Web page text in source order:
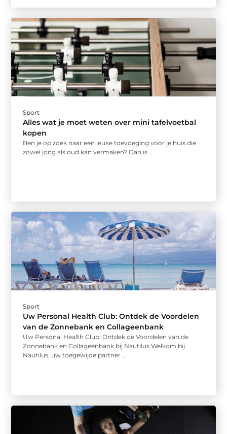
Sport
Alles wat je moet weten over mini tafelvoetbal
kopen
Ben je op zoek naar een leuke toevoeging voor je huis die
zowel jong als oud kan vermaken? Dan is ...
Sport
Uw Personal Health Club: Ontdek de Voordelen
van de Zonnebank en Collageenbank
Uw Personal Health Club: Ontdek de Voordelen van de
Zonnebank en Collageenbank bij Nautilus Welkom bij
Nautilus, uw toegewijde partner ...